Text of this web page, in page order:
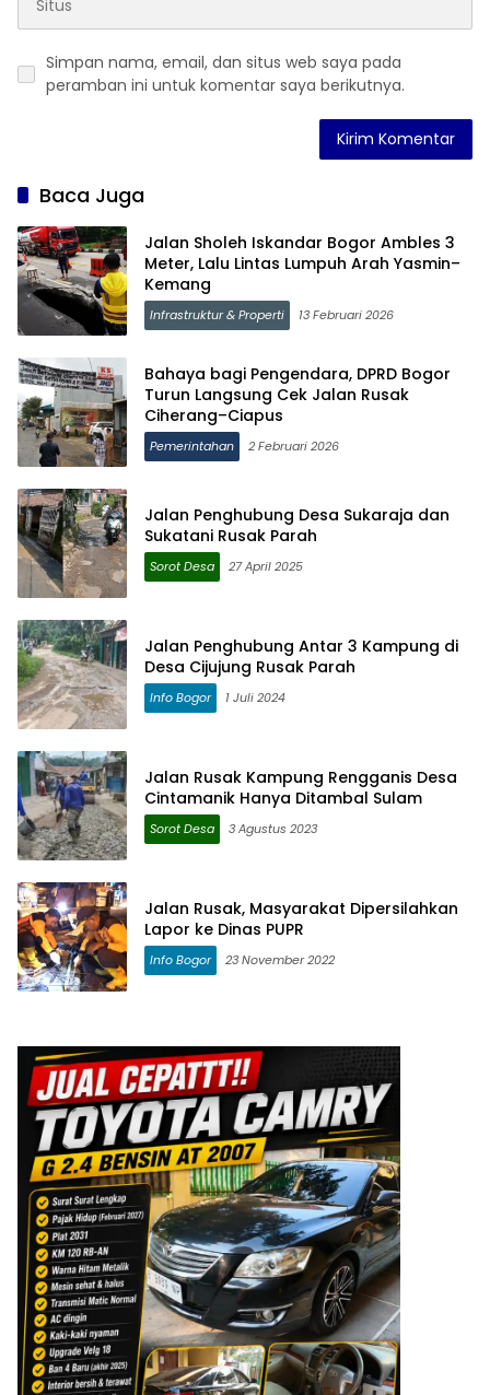
Simpan nama, email, dan situs web saya pada
peramban ini untuk komentar saya berikutnya.
Baca Juga
Jalan Sholeh Iskandar Bogor Ambles 3
Meter, Lalu Lintas Lumpuh Arah Yasmin–
Kemang
Infrastruktur & Properti 13 Februari 2026
Bahaya bagi Pengendara, DPRD Bogor
Turun Langsung Cek Jalan Rusak
Ciherang–Ciapus
Pemerintahan 2 Februari 2026
Jalan Penghubung Desa Sukaraja dan
Sukatani Rusak Parah
Sorot Desa 27 April 2025
Jalan Penghubung Antar 3 Kampung di
Desa Cijujung Rusak Parah
Info Bogor 1 Juli 2024
Jalan Rusak Kampung Rengganis Desa
Cintamanik Hanya Ditambal Sulam
Sorot Desa 3 Agustus 2023
Jalan Rusak, Masyarakat Dipersilahkan
Lapor ke Dinas PUPR
Info Bogor 23 November 2022